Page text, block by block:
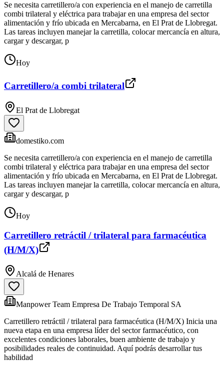
Se necesita carretillero/a con experiencia en el manejo de carretilla
combi trilateral y eléctrica para trabajar en una empresa del sector
alimentación y frío ubicada en Mercabarna, en El Prat de Llobregat.
Las tareas incluyen manejar la carretilla, colocar mercancía en altura,
cargar y descargar, p
Hoy
Carretillero/a combi trilateral
El Prat de Llobregat
domestiko.com
Se necesita carretillero/a con experiencia en el manejo de carretilla
combi trilateral y eléctrica para trabajar en una empresa del sector
alimentación y frío ubicada en Mercabarna, en El Prat de Llobregat.
Las tareas incluyen manejar la carretilla, colocar mercancía en altura,
cargar y descargar, p
Hoy
Carretillero retráctil / trilateral para farmacéutica
(H/M/X)
Alcalá de Henares
Manpower Team Empresa De Trabajo Temporal SA
Carretillero retráctil / trilateral para farmacéutica (H/M/X) Inicia una
nueva etapa en una empresa líder del sector farmacéutico, con
excelentes condiciones laborales, buen ambiente de trabajo y
posibilidades reales de continuidad. Aquí podrás desarrollar tus
habilidad